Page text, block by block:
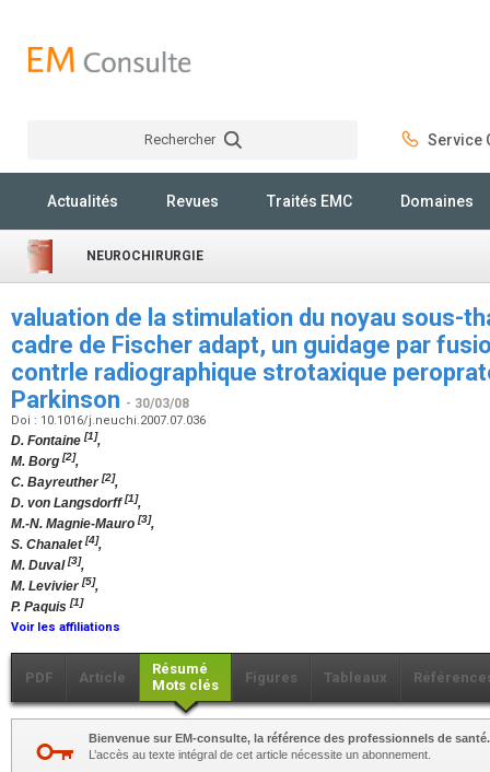
Rechercher Service
Actualités Revues Traités EMC Domaines
NEUROCHIRURGIE
valuation de la stimulation du noyau sous-
cadre de Fischer adapt, un guidage par
contrle radiographique strotaxique
Parkinson - 30/03/08
Doi : 10.1016/j.neuchi.2007.07.036
D. Fontaine [1],
M. Borg [2],
C. Bayreuther[2],
D. von Langsdorff[1],
M.-N. Magnie-Mauro [3],
S. Chanalet[4],
M. Duval[3],
M. Levivier[5],
P. Paquis [1]
Voir les affiliations
PDF Article
Résumé
Mots clés
Figures Tableaux
Bienvenue sur EM-consulte, la référence des professionnels de santé.
L’accès au texte intégral de cet article nécessite un abonnement.